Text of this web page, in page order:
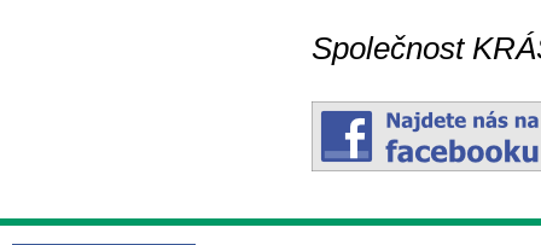
Společnost